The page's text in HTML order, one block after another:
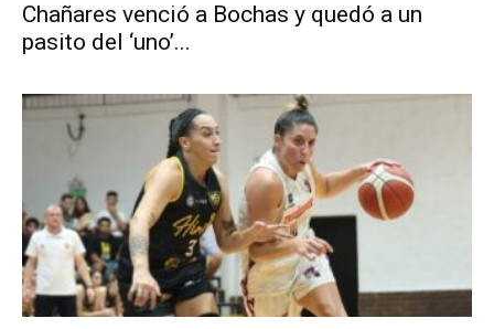
Chañares venció a Bochas y quedó a un
pasito del ‘uno’...